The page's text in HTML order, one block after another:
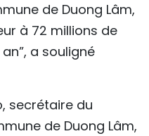
de Duong Lâm,
à 72 millions de
a souligné
secrétaire du
de Duong Lâm,